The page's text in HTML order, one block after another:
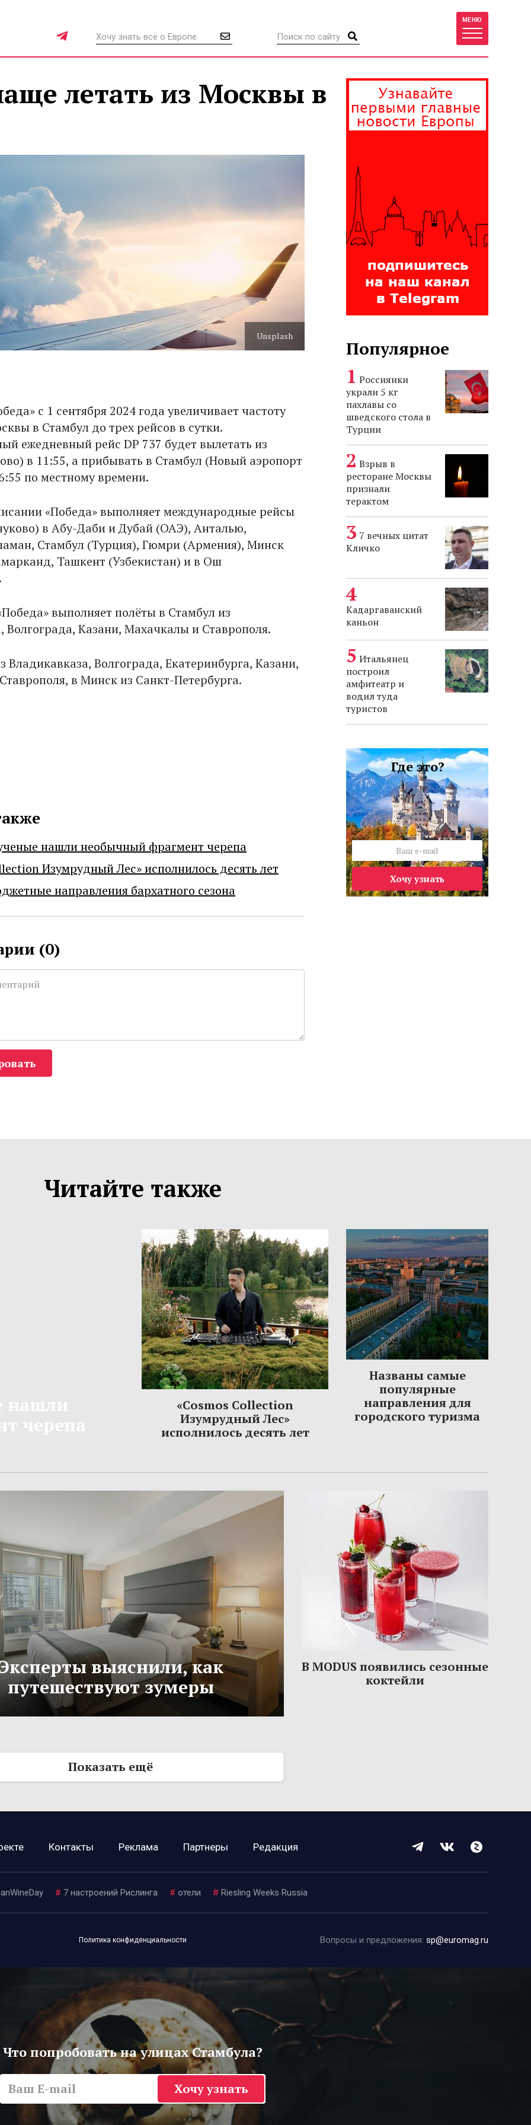
МЕНЮ
летать из Москвы в
Unsplash
с 1 сентября 2024 года увеличивает частоту
в Стамбул до трех рейсов в сутки.
ежедневный рейс DP 737 будет вылетать из
в 11:55, а прибывать в Стамбул (Новый аэропорт
по местному времени.
«Победа» выполняет международные рейсы
в Абу-Даби и Дубай (ОАЭ), Анталью,
Стамбул (Турция), Гюмри (Армения), Минск
Ташкент (Узбекистан) и в Ош
выполняет полёты в Стамбул из
Волгограда, Казани, Махачкалы и Ставрополя.
Владикавказа, Волгограда, Екатеринбурга, Казани,
в Минск из Санкт-Петербурга.
нашли необычный фрагмент черепа
Изумрудный Лес» исполнилось десять лет
направления бархатного сезона
(0)
Популярное
Россиянки
украли 5 кг
пахлавы со
шведского стола в
Турции
Взрыв в
ресторане Москвы
признали
терактом
7 вечных цитат
Кличко
Кадаргаванский
каньон
Итальянец
построил
амфитеатр и
водил туда
туристов
Где это?
Хочу узнать
Читайте также
«Cosmos Collection
Изумрудный Лес»
исполнилось десять лет
Названы самые
популярные
направления для
городского туризма
выяснили, как
путешествуют зумеры
В MODUS появились сезонные
коктейли
Показать ещё
Контакты Реклама Партнеры Редакция
# 7 настроений Рислинга # отели # Riesling Weeks Russia
Политика конфиденциальности Вопросы и предложения: sp@euromag.ru
Что попробовать на улицах Стамбула?
Хочу узнать